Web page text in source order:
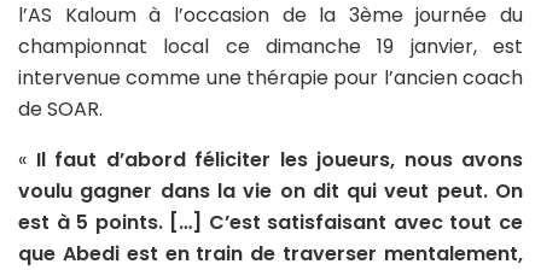
l’AS Kaloum à l’occasion de la 3ème journée du
championnat local ce dimanche 19 janvier, est
intervenue comme une thérapie pour l’ancien coach
de SOAR.
« Il faut d’abord féliciter les joueurs, nous avons
voulu gagner dans la vie on dit qui veut peut. On
est à 5 points. […] C’est satisfaisant avec tout ce
que Abedi est en train de traverser mentalement,